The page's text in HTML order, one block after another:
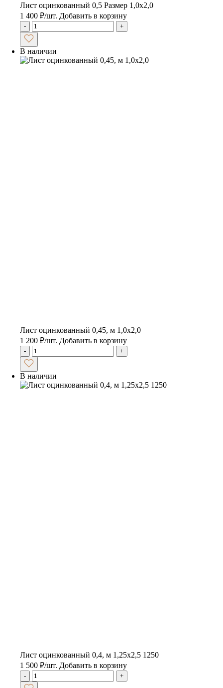
Лист оцинкованный 0,5 Размер 1,0х2,0
1 400 ₽/шт. Добавить в корзину
- +
В наличии
Лист оцинкованный 0,45, м 1,0х2,0
1 200 ₽/шт. Добавить в корзину
- +
В наличии
Лист оцинкованный 0,4, м 1,25х2,5 1250
1 500 ₽/шт. Добавить в корзину
- +